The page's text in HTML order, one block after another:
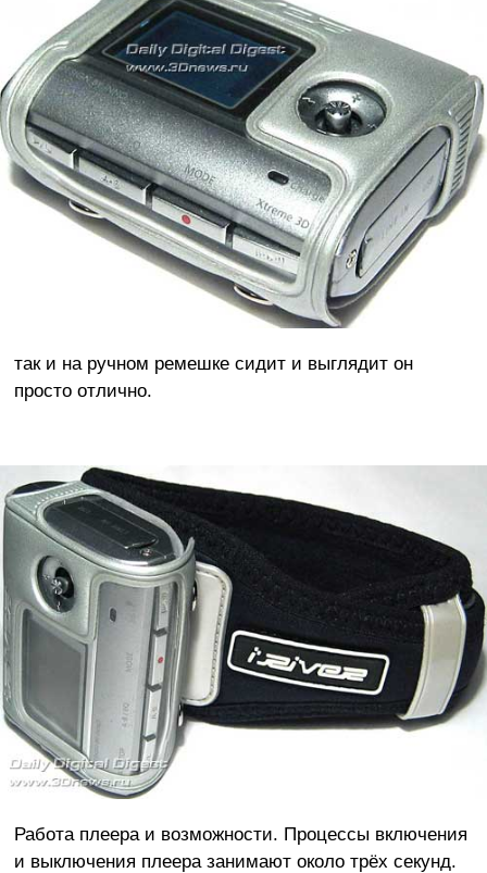
так и на ручном ремешке сидит и выглядит он
просто отлично.
Работа плеера и возможности. Процессы включения
и выключения плеера занимают около трёх секунд.